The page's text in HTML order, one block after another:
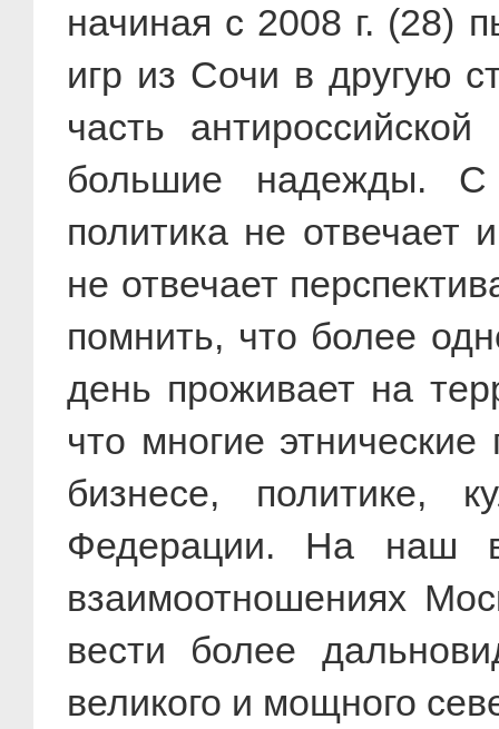
начиная с 2008 г. (28)
игр из Сочи в другую
часть
большие надежды. С
политика не отвечает
не отвечает
помнить, что более
день проживает на
что многие
бизнесе, политике,
Федерации. На наш
взаимоотношениях
вести более
великого и мощного